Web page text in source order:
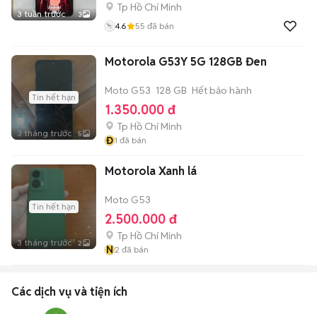
3 tuần trước 3
Tp Hồ Chí Minh
4.6 55 đã bán
Tin hết hạn
3 tháng trước 5
Motorola G53Y 5G 128GB Đen
Moto G53 128 GB Hết bảo hành
1.350.000 đ
Tp Hồ Chí Minh
Đ1 đã bán
Tin hết hạn
3 tháng trước 2
Motorola Xanh lá
Moto G53
2.500.000 đ
Tp Hồ Chí Minh
N2 đã bán
Các dịch vụ và tiện ích